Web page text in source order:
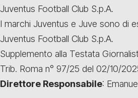
Juventus Football Club S.p.A.
I marchi Juventus e Juve sono di
Juventus Football Club S.p.A.
Supplemento alla Testata
Trib. Roma n° 97/25 del 02/10/
Direttore Responsabile: